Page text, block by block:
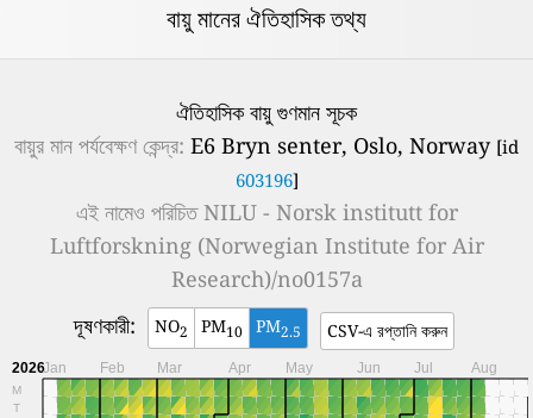
বায়ু মানের ঐতিহাসিক তথ্য
ঐতিহাসিক বায়ু গুণমান সূচক
বায়ুর মান পর্যবেক্ষণ কেন্দ্র: E6 Bryn senter, Oslo, Norway [id
603196]
এই নামেও পরিচিতNILU - Norsk institutt for
Luftforskning (Norwegian Institute for Air
Research)/no0157a
দূষণকারী:
NO2 PM10 PM2.5 CSV-এ রপ্তানি করুন
2026
M
T
Jan Feb Mar Apr May Jun Jul Aug